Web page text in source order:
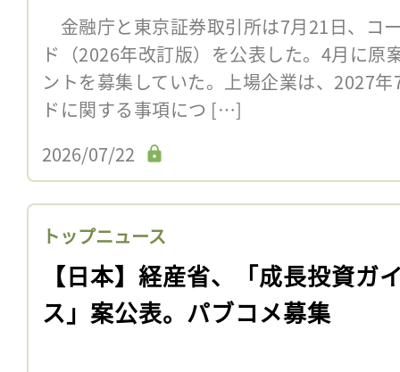
金融庁と東京証券取引所は7月21日、コ
ド（2026年改訂版）を公表した。4月に原
ントを募集していた。上場企業は、2027
ドに関する事項につ […]
2026/07/22
トップニュース
【日本】経産省、「成長投資ガ
ス」案公表。パブコメ募集